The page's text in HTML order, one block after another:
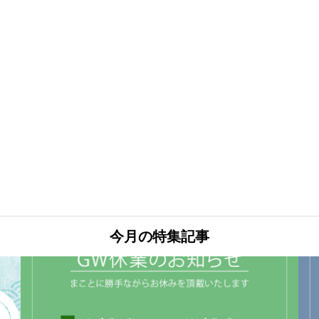
今月の特集記事